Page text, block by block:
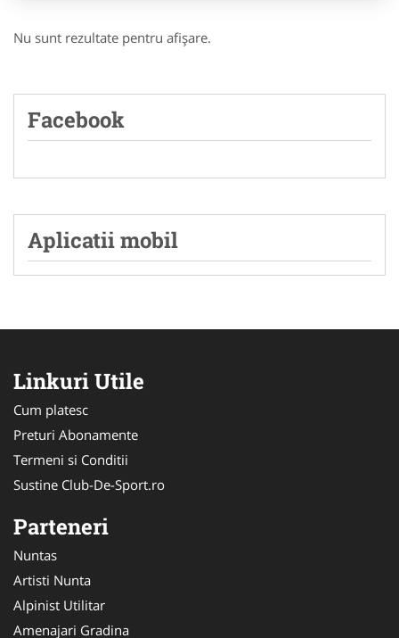
Nu sunt rezultate pentru afişare.
Facebook
Aplicatii mobil
Linkuri Utile
Cum platesc
Preturi Abonamente
Termeni si Conditii
Sustine Club-De-Sport.ro
Parteneri
Nuntas
Artisti Nunta
Alpinist Utilitar
Amenajari Gradina